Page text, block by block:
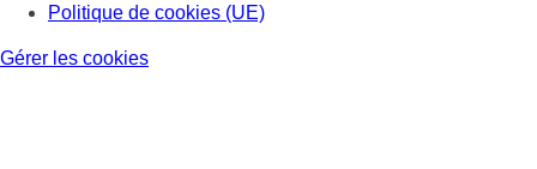
Politique de cookies (UE)
Gérer les cookies